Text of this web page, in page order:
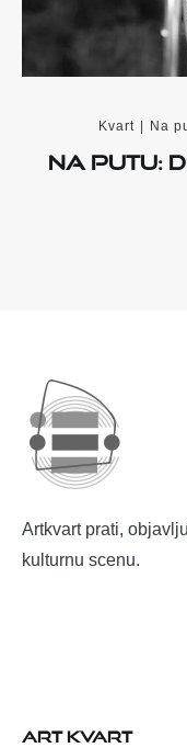
Kvart Na
NA PUTU:
Artkvart prati,
kulturnu scenu.
ART KVART